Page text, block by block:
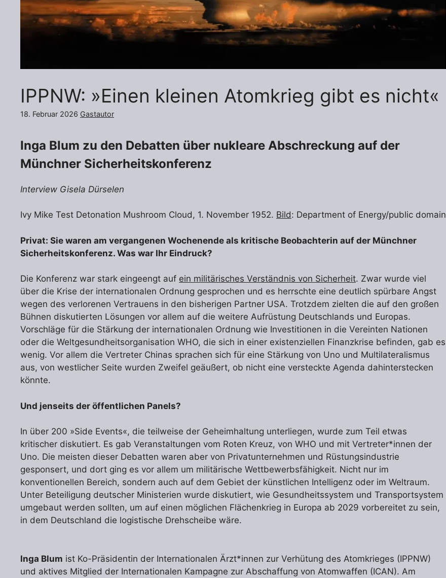
IPPNW: »Einen kleinen Atomkrieg gibt es nicht«
18. Februar 2026 Gastautor
Inga Blum zu den Debatten über nukleare Abschreckung auf der
Münchner Sicherheitskonferenz
Interview Gisela Dürselen
Ivy Mike Test Detonation Mushroom Cloud, 1. November 1952. Bild: Department of Energy/public domain
Privat: Sie waren am vergangenen Wochenende als kritische Beobachterin auf der Münchner
Sicherheitskonferenz. Was war Ihr Eindruck?
Die Konferenz war stark eingeengt auf ein militärisches Verständnis von Sicherheit. Zwar wurde viel
über die Krise der internationalen Ordnung gesprochen und es herrschte eine deutlich spürbare Angst
wegen des verlorenen Vertrauens in den bisherigen Partner USA. Trotzdem zielten die auf den großen
Bühnen diskutierten Lösungen vor allem auf die weitere Aufrüstung Deutschlands und Europas.
Vorschläge für die Stärkung der internationalen Ordnung wie Investitionen in die Vereinten Nationen
oder die Weltgesundheitsorganisation WHO, die sich in einer existenziellen Finanzkrise befinden, gab es
wenig. Vor allem die Vertreter Chinas sprachen sich für eine Stärkung von Uno und Multilateralismus
aus, von westlicher Seite wurden Zweifel geäußert, ob nicht eine versteckte Agenda dahinterstecken
könnte.
Und jenseits der öffentlichen Panels?
In über 200 »Side Events«, die teilweise der Geheimhaltung unterliegen, wurde zum Teil etwas
kritischer diskutiert. Es gab Veranstaltungen vom Roten Kreuz, von WHO und mit Vertreter*innen der
Uno. Die meisten dieser Debatten waren aber von Privatunternehmen und Rüstungsindustrie
gesponsert, und dort ging es vor allem um militärische Wettbewerbsfähigkeit. Nicht nur im
konventionellen Bereich, sondern auch auf dem Gebiet der künstlichen Intelligenz oder im Weltraum.
Unter Beteiligung deutscher Ministerien wurde diskutiert, wie Gesundheitssystem und Transportsystem
umgebaut werden sollten, um auf einen möglichen Flächenkrieg in Europa ab 2029 vorbereitet zu sein,
in dem Deutschland die logistische Drehscheibe wäre.
Inga Blum ist Ko-Präsidentin der Internationalen Ärzt*innen zur Verhütung des Atomkrieges (IPPNW)
und aktives Mitglied der Internationalen Kampagne zur Abschaffung von Atomwaffen (ICAN). Am